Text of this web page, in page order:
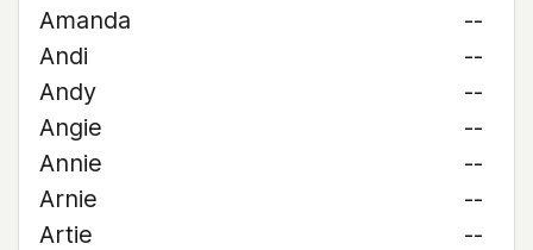
Amanda
--
Andi
--
Andy
--
Angie
--
Annie
--
Arnie
--
Artie
--